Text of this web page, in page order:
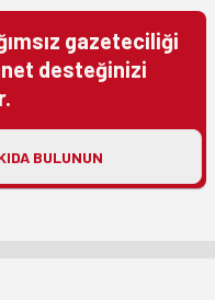
gazeteciliği
desteğinizi
BULUNUN